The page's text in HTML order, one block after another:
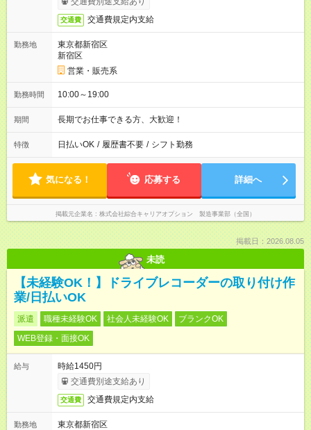
交通費 交通費規定内支給
勤務地
東京都新宿区
新宿区
営業・販売系
勤務時間 10:00～19:00
期間 長期でお仕事できる方、大歓迎！
特徴 日払いOK / 履歴書不要 / シフト勤務
気になる！ 応募する 詳細へ
掲載元企業名 株式会社綜合キャリアオプション 製造事業部（全国）
掲載日：2026.08.05
未読
【未経験OK！】ドライブレコーダーの取り付け作
業/日払いOK
派遣 職種未経験OK 社会人未経験OK
ブランクOK
WEB登録・面接OK
給与
時給1450円
交通費別途支給あり
交通費 交通費規定内支給
勤務地
東京都新宿区